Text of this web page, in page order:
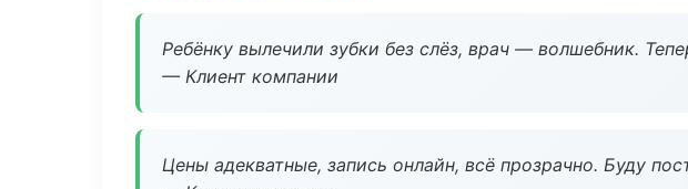
Ребёнку вылечили зубки без слёз, врач — волшебник.
— Клиент компании
Цены адекватные, запись онлайн, всё прозрачно. Буду